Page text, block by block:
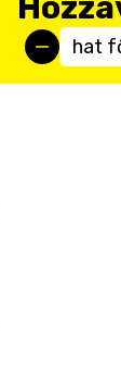
hat